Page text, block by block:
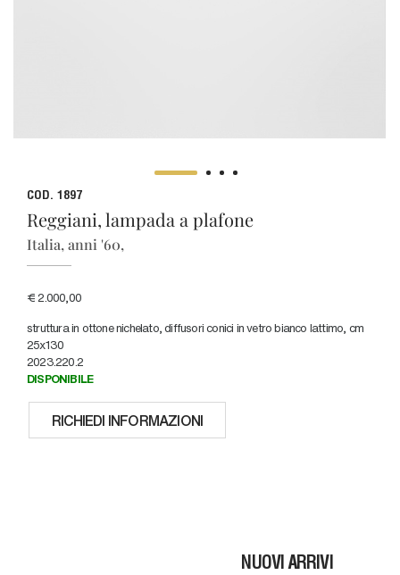
COD. 1897
Reggiani, lampada a plafone
Italia, anni '60,
€ 2.000,00
struttura in ottone nichelato, diffusori conici in vetro bianco lattimo, cm
25x130
2023.220.2
DISPONIBILE
RICHIEDI INFORMAZIONI
NUOVI ARRIVI